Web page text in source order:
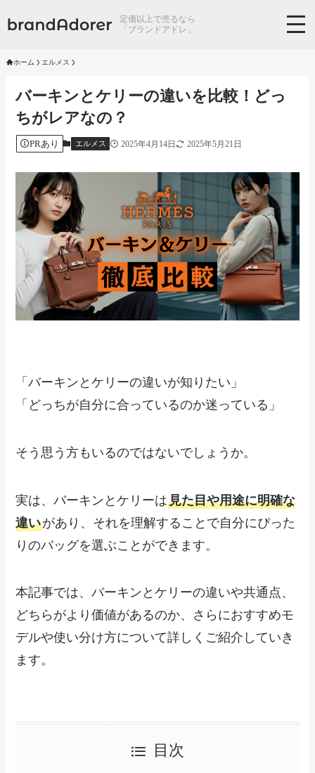
定価以上で売るなら
「ブランドアドレ」
ホーム エルメス
バーキンとケリーの違いを比較！どっ
ちがレアなの？
PRあり エルメス 2025年4月14日 2025年5月21日
「バーキンとケリーの違いが知りたい」
「どっちが自分に合っているのか迷っている」
そう思う方もいるのではないでしょうか。
実は、バーキンとケリーは見た目や用途に明確な
違いがあり、それを理解することで自分にぴった
りのバッグを選ぶことができます。
本記事では、バーキンとケリーの違いや共通点、
どちらがより価値があるのか、さらにおすすめモ
デルや使い分け方について詳しくご紹介していき
ます。
目次